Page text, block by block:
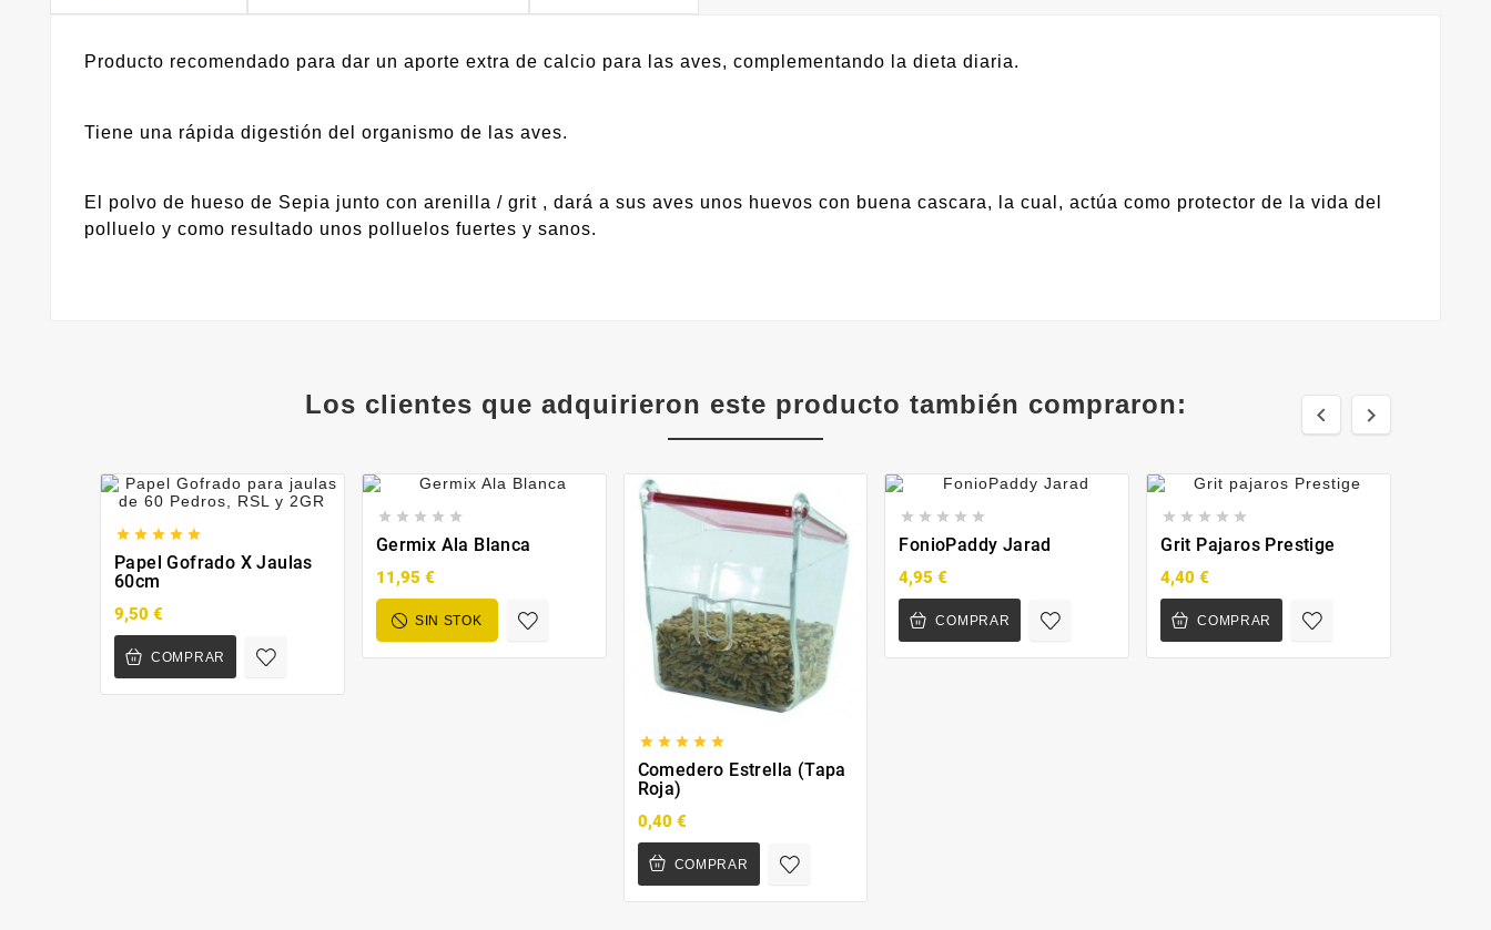
Producto recomendado para dar un aporte extra de calcio para las aves, complementando la dieta diaria.
Tiene una rápida digestión del organismo de las aves.
El polvo de hueso de Sepia junto con arenilla / grit , dará a sus aves unos huevos con buena cascara, la cual, actúa como protector de la vida del
polluelo y como resultado unos polluelos fuertes y sanos.
Los clientes que adquirieron este producto también compraron:  
    
Papel Gofrado X Jaulas
60cm
9,50 €
COMPRAR
    
Germix Ala Blanca
11,95 €
SIN STOK
    
Comedero Estrella (Tapa
Roja)
0,40 €
COMPRAR
    
FonioPaddy Jarad
4,95 €
COMPRAR
    
Grit Pajaros Prestige
4,40 €
COMPRAR